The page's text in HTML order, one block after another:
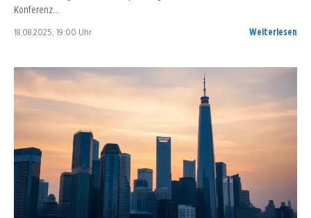
Konferenz…
18.08.2025, 19:00 Uhr Weiterlesen